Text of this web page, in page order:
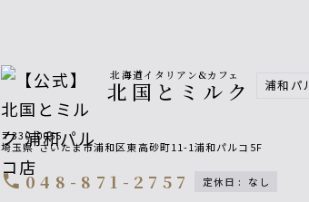
北海道イタリアン&カフェ
北国とミルク 浦和パ
〒330-0055
埼玉県 さいたま市浦和区東高砂町11-1浦和パルコ5F
call048-871-2757 定休日 : なし